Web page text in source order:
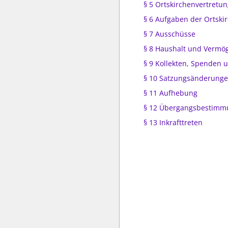
§ 5
§ 6 Aufgaben der
§ 7 Ausschüsse
§ 8 Haushalt und
§ 9 Kollekten, Spenden
§ 10
§ 11 Aufhebung
§ 12
§ 13 Inkrafttreten